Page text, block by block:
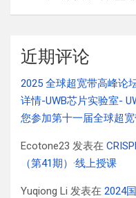
近期评论
2025 全球超宽带高峰论
详情-UWB芯片实验室-
您参加第十一届全球超宽
Ecotone23 发表在
（第41期）·线上授课
Yuqiong Li 发表在 2024